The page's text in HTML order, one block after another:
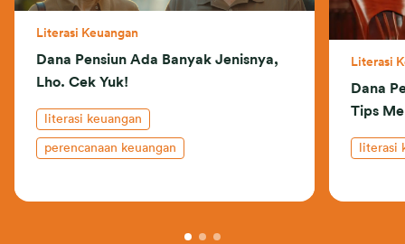
Literasi Keuangan
Dana Pensiun Ada Banyak Jenisnya,
Lho. Cek Yuk!
literasi keuangan
perencanaan keuangan
Literasi
Dana
Tips
literasi